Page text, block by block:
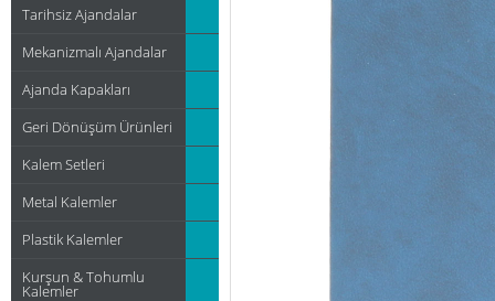
Tarihsiz Ajandalar
Mekanizmalı Ajandalar
Ajanda Kapakları
Geri Dönüşüm Ürünleri
Kalem Setleri
Metal Kalemler
Plastik Kalemler
Kurşun & Tohumlu
Kalemler